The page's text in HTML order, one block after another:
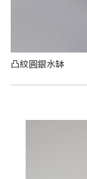
凸紋圓銀水缽